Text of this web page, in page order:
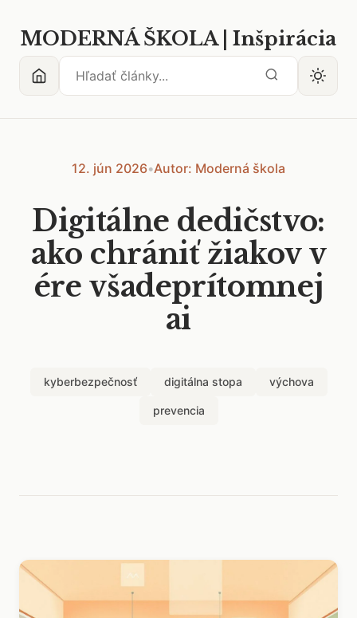
MODERNÁ ŠKOLA | Inšpirácia
12. jún 2026•Autor: Moderná škola
Digitálne dedičstvo:
ako chrániť žiakov v
ére všadeprítomnej
ai
kyberbezpečnosť digitálna stopa výchova
prevencia